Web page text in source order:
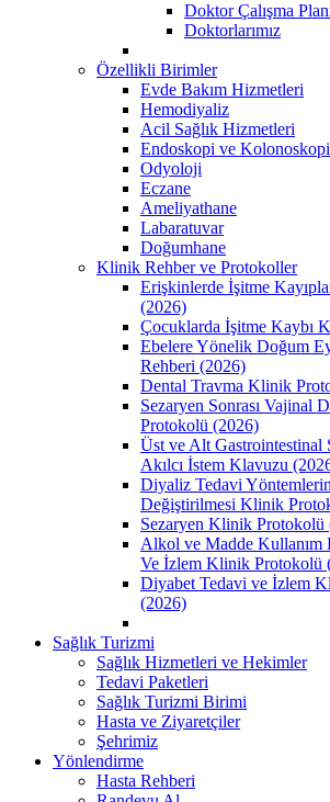
Doktor Çalışma
Doktorlarımız
Özellikli Birimler
Evde Bakım Hizmetleri
Hemodiyaliz
Acil Sağlık Hizmetleri
Endoskopi ve Kolonoskopi
Odyoloji
Eczane
Ameliyathane
Labaratuvar
Doğumhane
Klinik Rehber ve Protokoller
Erişkinlerde İşitme
(2026)
Çocuklarda İşitme Kaybı
Ebelere Yönelik Doğum
Rehberi (2026)
Dental Travma Klinik
Sezaryen Sonrası
Protokolü (2026)
Üst ve Alt Gastrointestinal
Akılcı İstem Klavuzu
Diyaliz Tedavi
Değiştirilmesi Klinik
Sezaryen Klinik Protokolü
Alkol ve Madde Kullanım
Ve İzlem Klinik Protokolü
Diyabet Tedavi ve İzlem
(2026)
Sağlık Turizmi
Sağlık Hizmetleri ve Hekimler
Tedavi Paketleri
Sağlık Turizmi Birimi
Hasta ve Ziyaretçiler
Şehrimiz
Yönlendirme
Hasta Rehberi